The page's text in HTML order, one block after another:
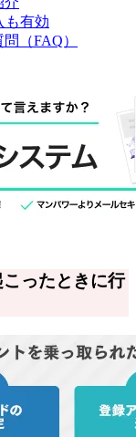
も有効
（FAQ）
ったときに行